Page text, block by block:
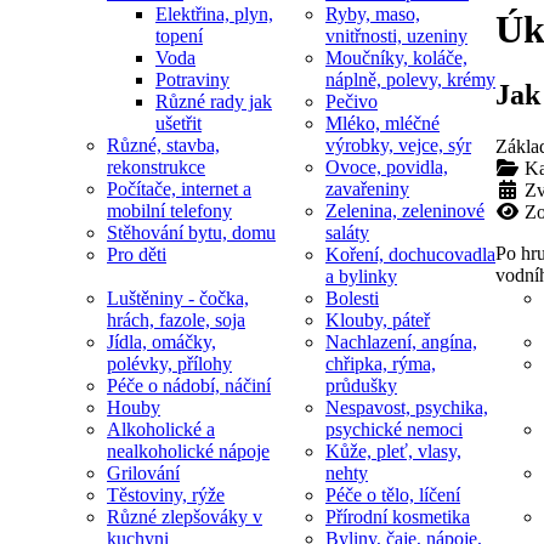
Elektřina, plyn,
topení
Voda
Potraviny
Různé rady jak
ušetřit
Různé, stavba,
rekonstrukce
Počítače, internet a
mobilní telefony
Stěhování bytu, domu
Pro děti
Ryby, maso,
vnitřnosti, uzeniny
Moučníky, koláče,
náplně, polevy, krémy
Pečivo
Mléko, mléčné
výrobky, vejce, sýr
Ovoce, povidla,
zavařeniny
Zelenina, zeleninové
saláty
Koření, dochucovadla
a bylinky
Luštěniny - čočka,
hrách, fazole, soja
Jídla, omáčky,
polévky, přílohy
Péče o nádobí, náčiní
Houby
Alkoholické a
nealkoholické nápoje
Grilování
Těstoviny, rýže
Různé zlepšováky v
kuchyni
Bolesti
Klouby, páteř
Nachlazení, angína,
chřipka, rýma,
průdušky
Nespavost, psychika,
psychické nemoci
Kůže, pleť, vlasy,
nehty
Péče o tělo, líčení
Přírodní kosmetika
Byliny, čaje, nápoje,
Po